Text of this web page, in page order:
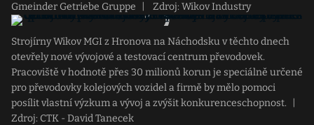
Gmeinder Getriebe Gruppe Zdroj: Wikov Industry
Strojírny Wikov MGI z Hronova na Náchodsku v těchto dnech
otevřely nové vývojové a testovací centrum převodovek.
Pracoviště v hodnotě přes 30 milionů korun je speciálně určené
pro převodovky kolejových vozidel a firmě by mělo pomoci
posílit vlastní výzkum a vývoj a zvýšit konkurenceschopnost.
Zdroj: CTK - David Tanecek